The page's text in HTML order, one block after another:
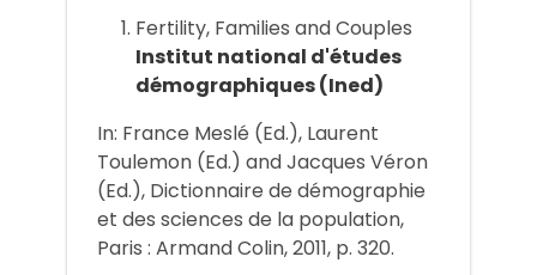
Fertility, Families and Couples
Institut national d'études
démographiques (Ined)
In: France Meslé (Ed.), Laurent
Toulemon (Ed.) and Jacques Véron
(Ed.), Dictionnaire de démographie
et des sciences de la population,
Paris : Armand Colin, 2011, p. 320.